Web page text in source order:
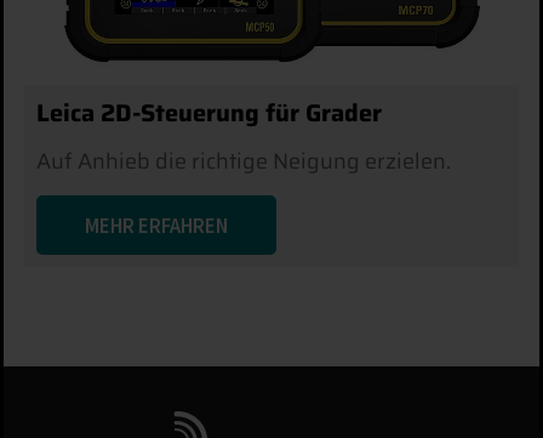
Leica 2D-Steuerung für Grader
Auf Anhieb die richtige Neigung erzielen.
MEHR ERFAHREN